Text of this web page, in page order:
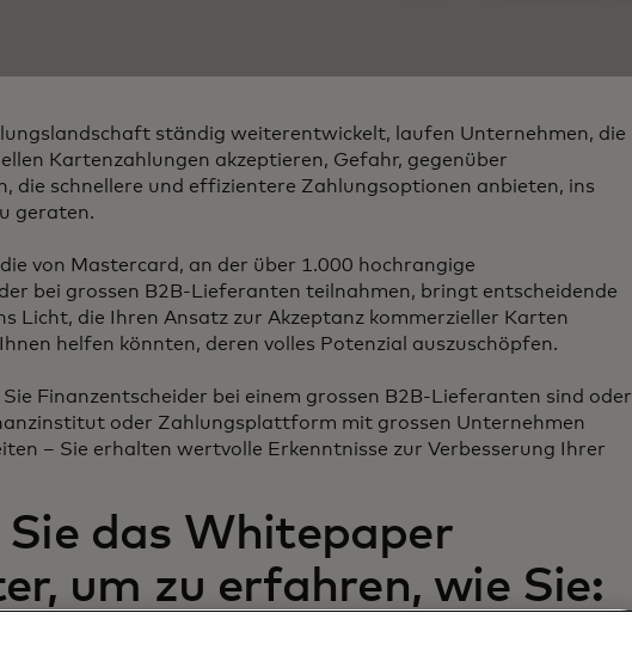
ständig weiterentwickelt, laufen Unternehmen, die
Kartenzahlungen akzeptieren, Gefahr, gegenüber
die schnellere und effizientere Zahlungsoptionen anbieten, ins
geraten.
von Mastercard, an der über 1.000 hochrangige
bei grossen B2B-Lieferanten teilnahmen, bringt entscheidende
Licht, die Ihren Ansatz zur Akzeptanz kommerzieller Karten
helfen könnten, deren volles Potenzial auszuschöpfen.
Sie Finanzentscheider bei einem grossen B2B-Lieferanten sind oder
oder Zahlungsplattform mit grossen Unternehmen
– Sie erhalten wertvolle Erkenntnisse zur Verbesserung Ihrer
Sie das Whitepaper
um zu erfahren, wie Sie: